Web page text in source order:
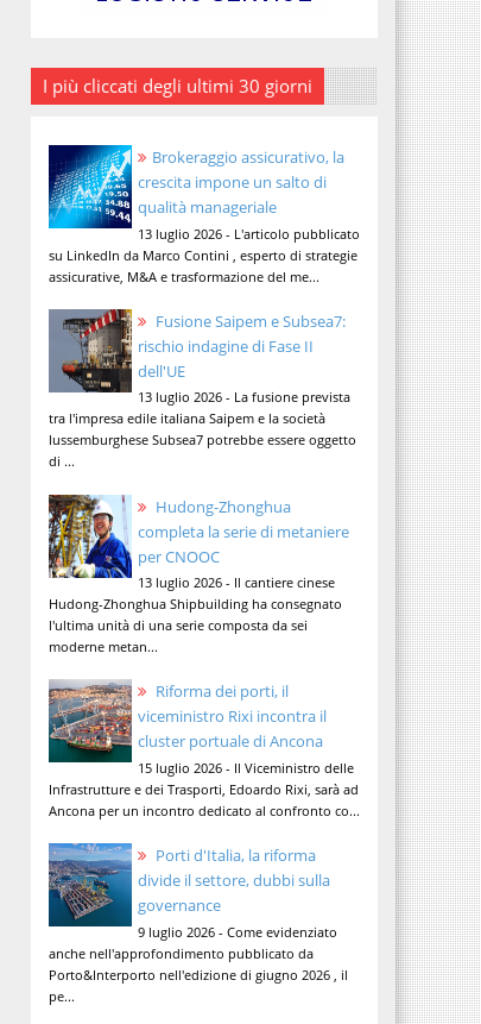
I più cliccati degli ultimi 30 giorni
Brokeraggio assicurativo, la
crescita impone un salto di
qualità manageriale
13 luglio 2026 - L'articolo pubblicato
su LinkedIn da Marco Contini , esperto di strategie
assicurative, M&A e trasformazione del me...
Fusione Saipem e Subsea7:
rischio indagine di Fase II
dell'UE
13 luglio 2026 - La fusione prevista
tra l'impresa edile italiana Saipem e la società
lussemburghese Subsea7 potrebbe essere oggetto
di ...
Hudong-Zhonghua
completa la serie di metaniere
per CNOOC
13 luglio 2026 - Il cantiere cinese
Hudong-Zhonghua Shipbuilding ha consegnato
l'ultima unità di una serie composta da sei
moderne metan...
Riforma dei porti, il
viceministro Rixi incontra il
cluster portuale di Ancona
15 luglio 2026 - Il Viceministro delle
Infrastrutture e dei Trasporti, Edoardo Rixi, sarà ad
Ancona per un incontro dedicato al confronto co...
Porti d'Italia, la riforma
divide il settore, dubbi sulla
governance
9 luglio 2026 - Come evidenziato
anche nell'approfondimento pubblicato da
Porto&Interporto nell'edizione di giugno 2026 , il
pe...